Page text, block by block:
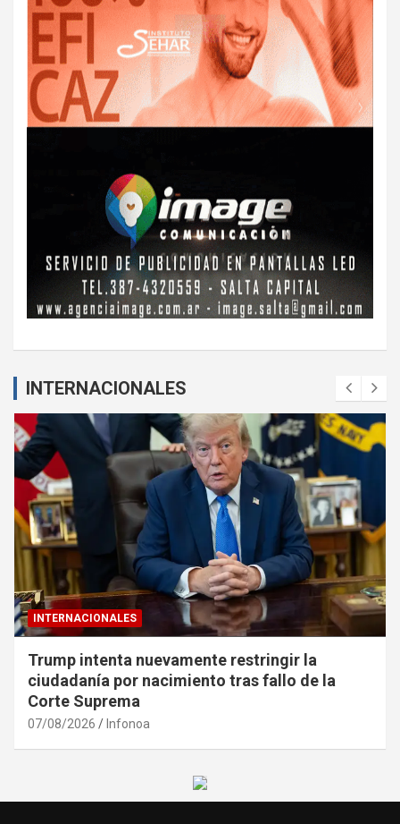
INTERNACIONALES
INTERNACIONALES
Trump intenta nuevamente restringir la
ciudadanía por nacimiento tras fallo de la
Corte Suprema
07/08/2026 Infonoa